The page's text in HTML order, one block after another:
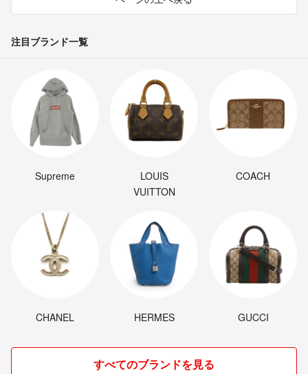
注目ブランド一覧
Supreme
LOUIS
VUITTON
COACH
CHANEL HERMES GUCCI
すべてのブランドを見る